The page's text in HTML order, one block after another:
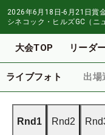
2026年6月18日-6月21日賞
シネコック・ヒルズGC（ニ
大会TOP リーダ
ライブフォト 出場
Rnd1 Rnd2